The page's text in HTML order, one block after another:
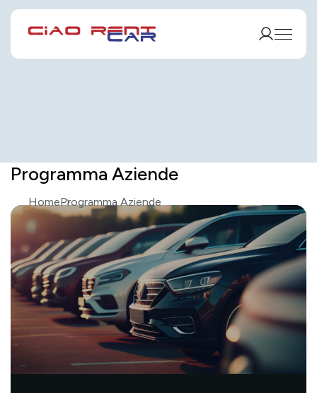
Programma Aziende
HomeProgramma Aziende